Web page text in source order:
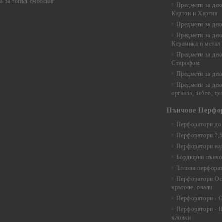
Предмети за
Картон и Хартия
Предмети за
Предмети за
Керамика и метал
Предмети за
Стирофом
Предмети за
Предмети за
органза, зебло,
Пънчове
Перфоратори
Перфоратори
Перфоратори
Бордюрни
Ъглови
Перфоратори
кръгове, овали
Перфоратори -
Перфоратори -
клонки